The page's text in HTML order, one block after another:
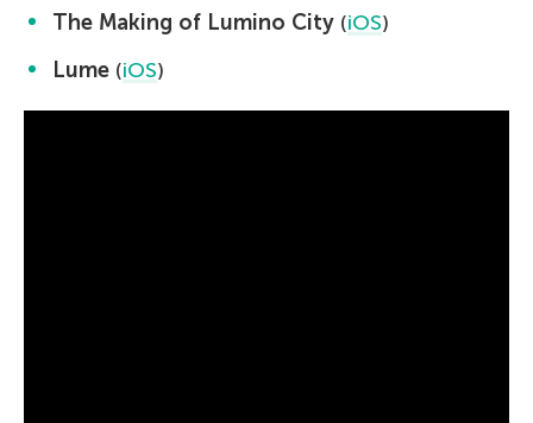
The Making of Lumino City (iOS)
Lume (iOS)